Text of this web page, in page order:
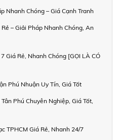
Nhanh Chóng – Giá Cạnh Tranh
– Giải Pháp Nhanh Chóng, An
Giá Rẻ, Nhanh Chóng [GỌI LÀ CÓ
Phú Nhuận Uy Tín, Giá Tốt
Phú Chuyên Nghiệp, Giá Tốt,
TPHCM Giá Rẻ, Nhanh 24/7